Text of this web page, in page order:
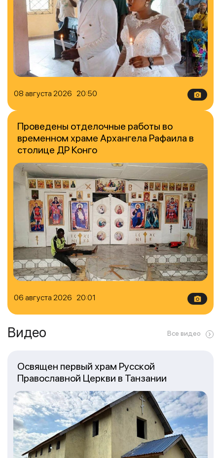
08 августа 2026 20:50
06 августа 2026 20:01
Проведены отделочные работы во
временном храме Архангела Рафаила в
столице ДР Конго
Видео Все видео
Освящен первый храм Русской
Православной Церкви в Танзании